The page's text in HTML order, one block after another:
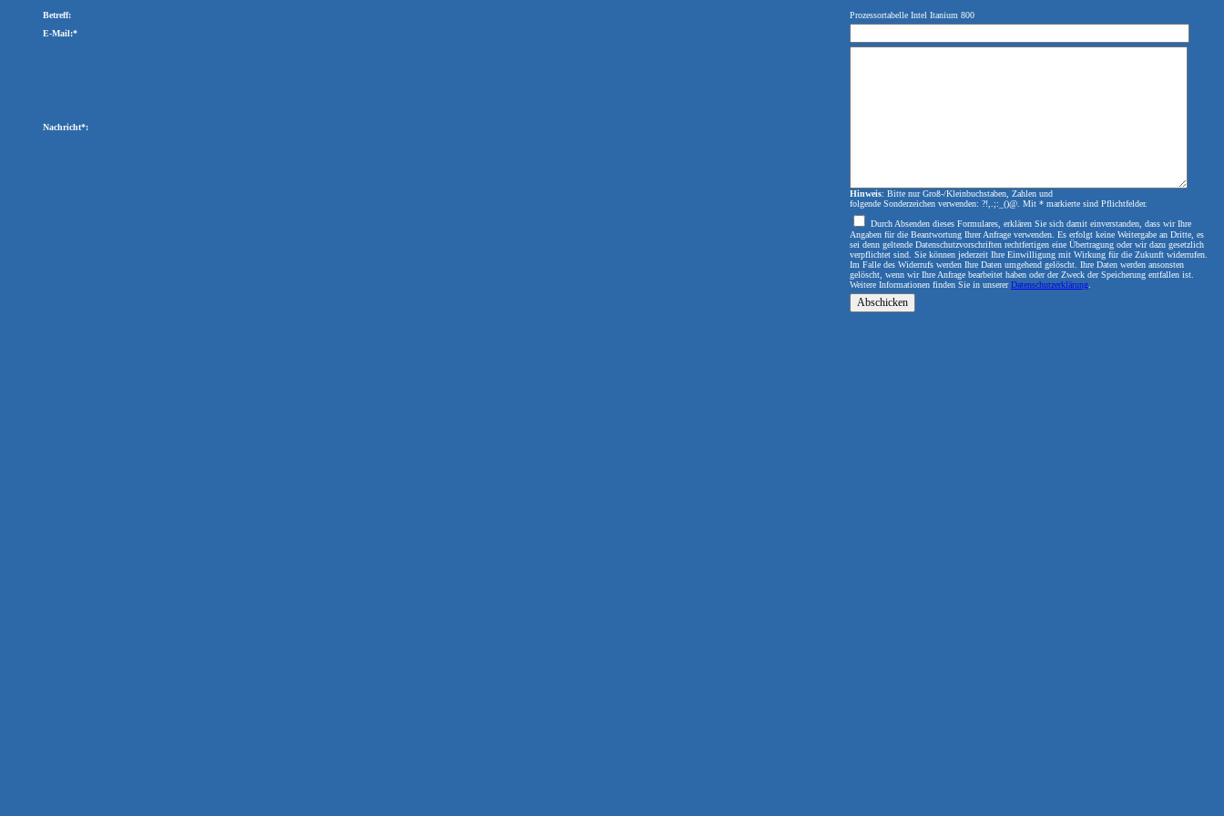
Betreff:
Prozessortabelle Intel Itanium 800
E-Mail:*
Nachricht*:
Hinweis: Bitte nur Groß-/Kleinbuchstaben, Zahlen und
folgende Sonderzeichen verwenden: ?!,.;:_()@. Mit * markierte sind Pflichtfelder.
Durch Absenden dieses Formulares, erklären Sie sich damit einverstanden, dass wir Ihre
Angaben für die Beantwortung Ihrer Anfrage verwenden. Es erfolgt keine Weitergabe an Dritte, es
sei denn geltende Datenschutzvorschriften rechtfertigen eine Übertragung oder wir dazu gesetzlich
verpflichtet sind. Sie können jederzeit Ihre Einwilligung mit Wirkung für die Zukunft widerrufen.
Im Falle des Widerrufs werden Ihre Daten umgehend gelöscht. Ihre Daten werden ansonsten
gelöscht, wenn wir Ihre Anfrage bearbeitet haben oder der Zweck der Speicherung entfallen ist.
Weitere Informationen finden Sie in unsererDatenschutzerklärung